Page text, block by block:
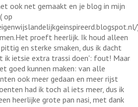
ook net gemaakt en je blog in mijn
op
proeft heerlijk. Ik houd alleen
en sterke smaken, dus ik dacht
ik ietsie extra trassi doen': fout! Maar
goed kunnen maken: van alle
ook meer gedaan en meer rijst
had ik toch al iets meer, dus ik
heerlijke grote pan nasi, met dank